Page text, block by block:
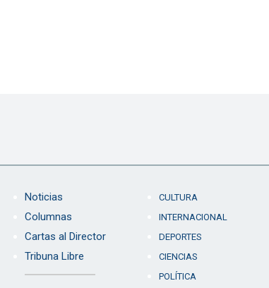
Noticias
Columnas
Cartas al Director
Tribuna Libre
CULTURA
INTERNACIONAL
DEPORTES
CIENCIAS
POLÍTICA